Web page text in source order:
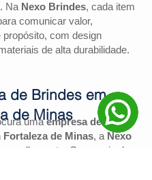
Na Nexo Brindes, cada item
comunicar valor,
propósito, com design
de alta durabilidade.
umaempresa de
Fortaleza de Minas, a Nexo
escolha certa. Com mais de
de Brindes em
de Minas